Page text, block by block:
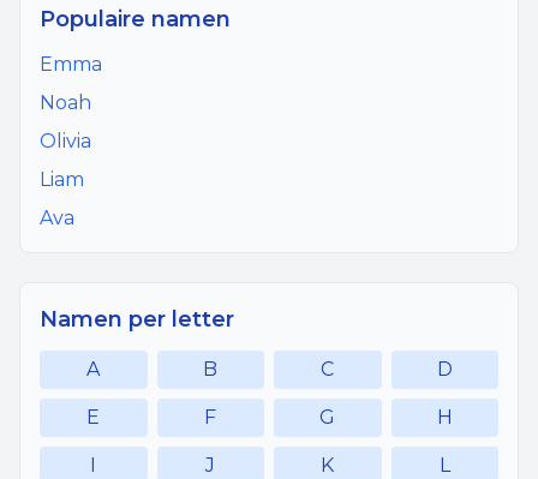
Populaire namen
Emma
Noah
Olivia
Liam
Ava
Namen per letter
A B C D
E F G H
I J K L